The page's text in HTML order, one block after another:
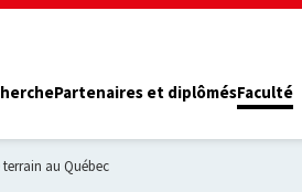
Partenaires et diplômésFaculté
au Québec